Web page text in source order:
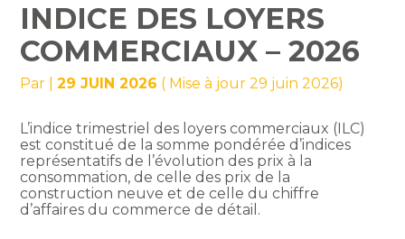
INDICE DES LOYERS
COMMERCIAUX – 2026
Par |29 JUIN 2026 ( Mise à jour 29 juin 2026)
L’indice trimestriel des loyers commerciaux (ILC)
est constitué de la somme pondérée d’indices
représentatifs de l’évolution des prix à la
consommation, de celle des prix de la
construction neuve et de celle du chiffre
d’affaires du commerce de détail.